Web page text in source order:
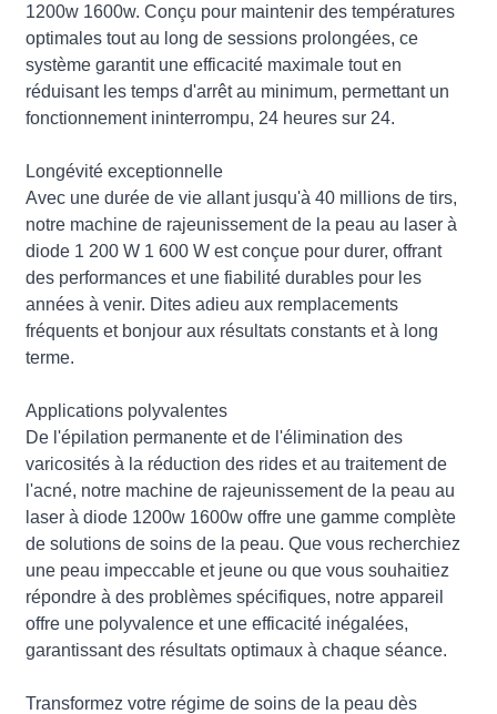
1200w 1600w. Conçu pour maintenir des températures
optimales tout au long de sessions prolongées, ce
système garantit une efficacité maximale tout en
réduisant les temps d'arrêt au minimum, permettant un
fonctionnement ininterrompu, 24 heures sur 24.
Longévité exceptionnelle
Avec une durée de vie allant jusqu'à 40 millions de tirs,
notre machine de rajeunissement de la peau au laser à
diode 1 200 W 1 600 W est conçue pour durer, offrant
des performances et une fiabilité durables pour les
années à venir. Dites adieu aux remplacements
fréquents et bonjour aux résultats constants et à long
terme.
Applications polyvalentes
De l'épilation permanente et de l'élimination des
varicosités à la réduction des rides et au traitement de
l'acné, notre machine de rajeunissement de la peau au
laser à diode 1200w 1600w offre une gamme complète
de solutions de soins de la peau. Que vous recherchiez
une peau impeccable et jeune ou que vous souhaitiez
répondre à des problèmes spécifiques, notre appareil
offre une polyvalence et une efficacité inégalées,
garantissant des résultats optimaux à chaque séance.
Transformez votre régime de soins de la peau dès